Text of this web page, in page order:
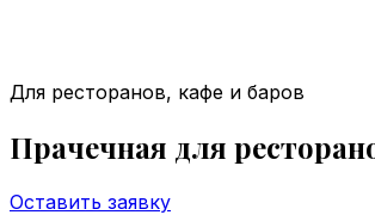
Для ресторанов, кафе и баров
Прачечная для
Оставить заявку